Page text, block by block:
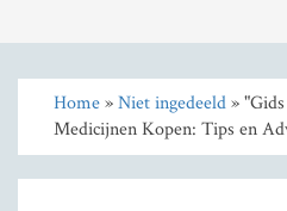
Home»Niet ingedeeld»
Medicijnen Kopen: Tips en